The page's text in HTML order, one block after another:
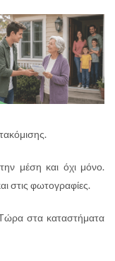
μέση και όχι μόνο.
στις φωτογραφίες.
στα καταστήματα